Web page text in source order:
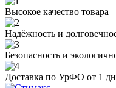
Высокое качество товара
Надёжность и
Безопасность и
Доставка по УрФО от 1